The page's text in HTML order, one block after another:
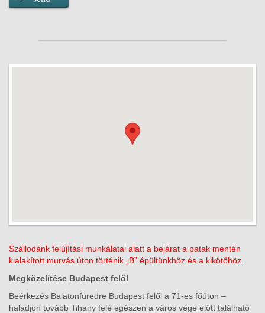
Szállodánk felújítási munkálatai alatt a bejárat a patak mentén
kialakított murvás úton történik „B” épültünkhöz és a kikötőhöz.
Megközelítése Budapest felől
Beérkezés Balatonfüredre Budapest felől a 71-es főúton –
haladjon tovább Tihany felé egészen a város vége előtt található